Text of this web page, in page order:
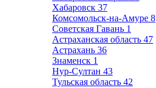
Хабаровск 37
Комсомольск-на-Амуре 8
Советская Гавань 1
Астраханская область 47
Астрахань 36
Знаменск 1
Нур-Султан 43
Тульская область 42